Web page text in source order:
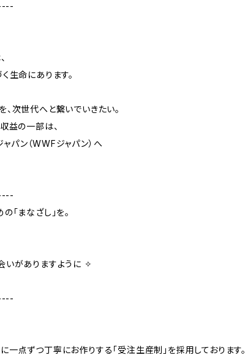
生命にあります。
次世代へと繋いでいきたい。
益の一部は、
パン（WWFジャパン）へ
「まなざし」を。
いがありますように ✧
点ずつ丁寧にお作りする「受注生産制」を採用しております。